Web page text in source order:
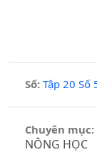
Số: Tập 20 Số
Chuyên mục:
NÔNG HỌC